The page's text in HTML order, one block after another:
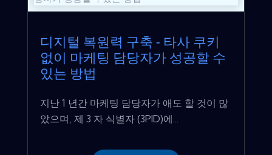
디지털 복원력 구축 - 타사 쿠키
없이 마케팅 담당자가 성공할 수
있는 방법
지난 1 년간 마케팅 담당자가 애도 할 것이 많
았으며, 제 3 자 식별자 (3PID)에...